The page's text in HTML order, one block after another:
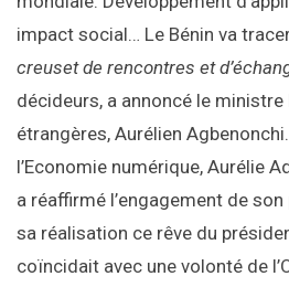
impact social… Le Bénin va
creuset de rencontres et
décideurs, a annoncé le
étrangères, Aurélien
l’Economie numérique, Aurélie
a réaffirmé l’engagement de
sa réalisation ce rêve du
coïncidait avec une volonté de